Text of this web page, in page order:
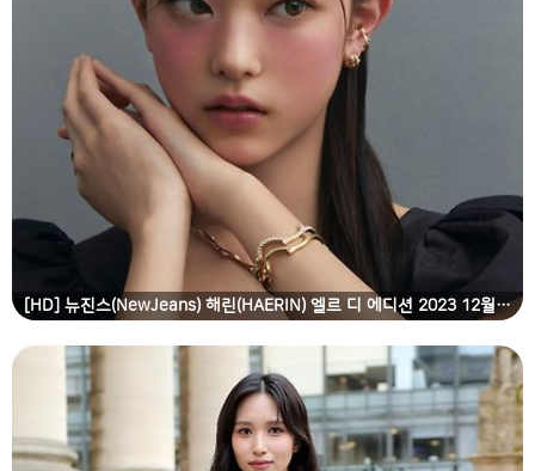
[HD] 뉴진스(NewJeans) 해린(HAERIN) 엘르 디 에디션 2023 12월호 고화질 화보